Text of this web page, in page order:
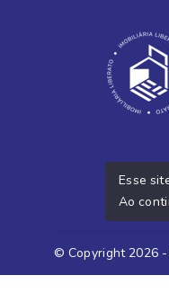
© Copyright 2026
Esse
Ao